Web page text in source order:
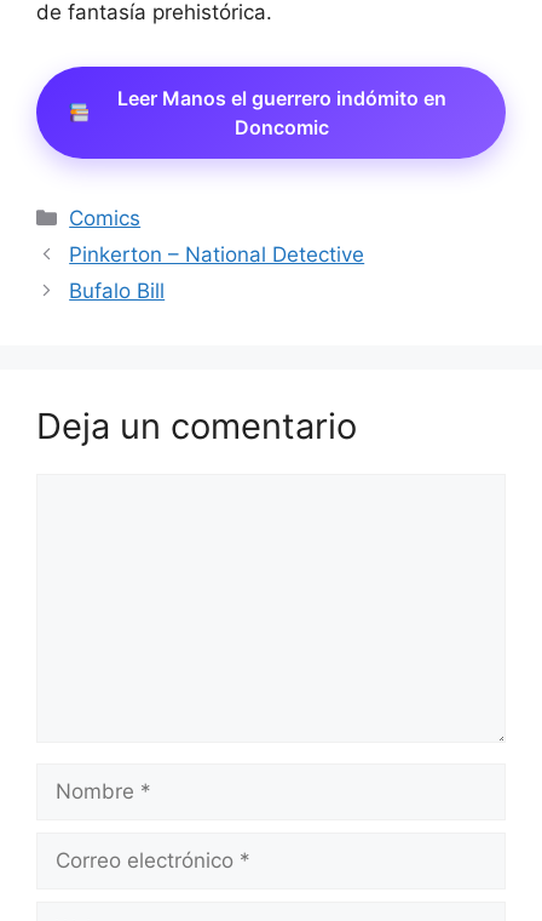
de fantasía prehistórica.
Leer Manos el guerrero indómito en
Doncomic
Categorías
Comics
Pinkerton – National Detective
Bufalo Bill
Deja un comentario
Nombre
Correo
Web